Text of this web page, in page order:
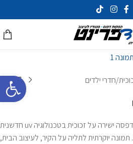
פתח /חדרי ילדים
כל תמונות הזכוכית מודפסות בהדפסה ישירה על זכוכית בטכנולוגיה uv חדשנית
יוקרתית לתליה על הקיר, לעיצוב הבית,